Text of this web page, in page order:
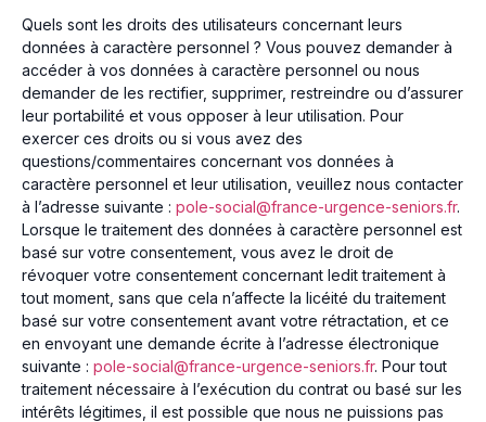
Quels sont les droits des utilisateurs concernant leurs
données à caractère personnel ? Vous pouvez demander à
accéder à vos données à caractère personnel ou nous
demander de les rectifier, supprimer, restreindre ou d’assurer
leur portabilité et vous opposer à leur utilisation. Pour
exercer ces droits ou si vous avez des
questions/commentaires concernant vos données à
caractère personnel et leur utilisation, veuillez nous contacter
à l’adresse suivante : pole-social@france-urgence-seniors.fr.
Lorsque le traitement des données à caractère personnel est
basé sur votre consentement, vous avez le droit de
révoquer votre consentement concernant ledit traitement à
tout moment, sans que cela n’affecte la licéité du traitement
basé sur votre consentement avant votre rétractation, et ce
en envoyant une demande écrite à l’adresse électronique
suivante : pole-social@france-urgence-seniors.fr. Pour tout
traitement nécessaire à l’exécution du contrat ou basé sur les
intérêts légitimes, il est possible que nous ne puissions pas